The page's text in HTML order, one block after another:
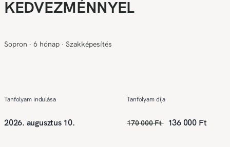
KEDVEZMÉNNYEL
Sopron ∙ 6 hónap ∙ Szakképesítés
Tanfolyam indulása
2026. augusztus 10.
Tanfolyam díja
170 000 Ft 136 000 Ft